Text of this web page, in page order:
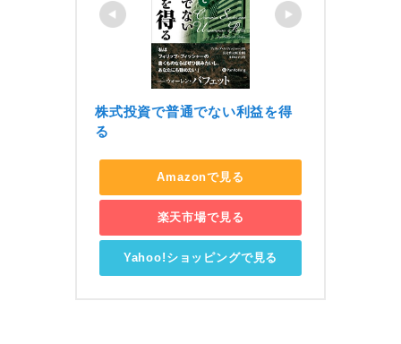
株式投資で普通でない利益を得
る
Amazonで見る
楽天市場で見る
Yahoo!ショッピングで見る